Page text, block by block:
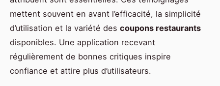
mettent souvent en avant l’efficacité, la simplicité
d’utilisation et la variété des coupons restaurants
disponibles. Une application recevant
régulièrement de bonnes critiques inspire
confiance et attire plus d’utilisateurs.